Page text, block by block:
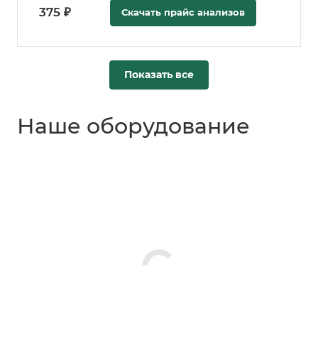
375 ₽ Скачать прайс анализов
Показать все
Наше оборудование